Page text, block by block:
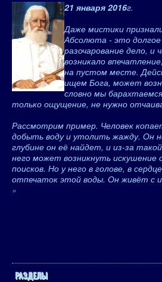
21 января 2016г.
Даже мистики
Абсолюта - это
разочарование дело, и
возникало
на пустом месте.
ищем Бога, может
словно мы
только ощущение, не нужно
Рассмотрим пример. Человек
добыть воду и утолить жажду. Он
глубине он её найдет, и из-за
него может возникнуть искушение
поисков. Но у него в голове, в
отпечаток этой воды. Он живёт с
»
РАЗДЕЛЫ